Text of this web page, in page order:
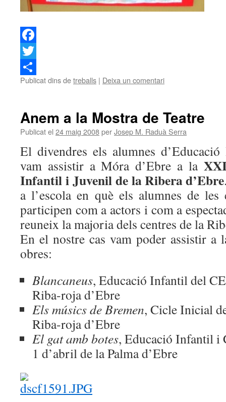
Facebook
Twitter
Comparteix
Publicat dins detreballs | Deixa un comentari
Anem a la Mostra de Teatre
Publicat el 24 maig 2008perJosep M. Raduà Serra
El divendres els alumnes
vam assistir a Móra d’Ebre a la
Infantil i Juvenil de la Ribera d’Ebre
a l’escola en què els alumnes de les
participen com a actors i com a
reuneix la majoria dels centres de la
En el nostre cas vam poder assistir a
obres:
Blancaneus, Educació Infantil del
Riba-roja d’Ebre
Els músics de Bremen, Cicle Inicial
Riba-roja d’Ebre
El gat amb botes, Educació Infantil i
1 d’abril de la Palma d’Ebre